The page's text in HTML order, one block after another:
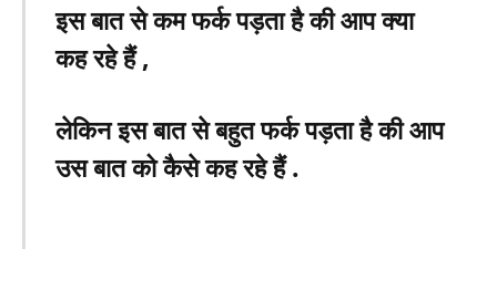
इस बात से कम फर्क पड़ता है की आप क्या
कह रहे हैं,
लेकिन इस बात से बहुत फर्क पड़ता है की आप
उस बात को कैसे कह रहे हैं .